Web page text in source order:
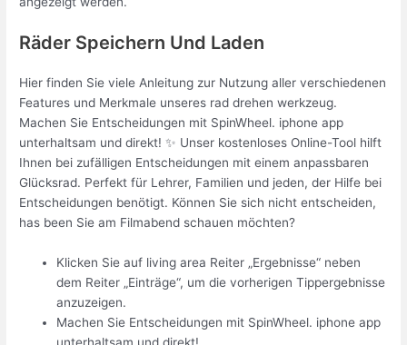
Räder Speichern Und Laden
Hier finden Sie viele Anleitung zur Nutzung aller verschiedenen
Features und Merkmale unseres rad drehen werkzeug.
Machen Sie Entscheidungen mit SpinWheel. iphone app
unterhaltsam und direkt! ✨ Unser kostenloses Online-Tool hilft
Ihnen bei zufälligen Entscheidungen mit einem anpassbaren
Glücksrad. Perfekt für Lehrer, Familien und jeden, der Hilfe bei
Entscheidungen benötigt. Können Sie sich nicht entscheiden,
has been Sie am Filmabend schauen möchten?
Klicken Sie auf living area Reiter „Ergebnisse“ neben
dem Reiter „Einträge“, um die vorherigen Tippergebnisse
anzuzeigen.
Machen Sie Entscheidungen mit SpinWheel. iphone app